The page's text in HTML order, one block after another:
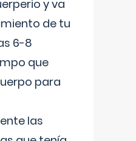
y va
de tu
6-8
que
para
las